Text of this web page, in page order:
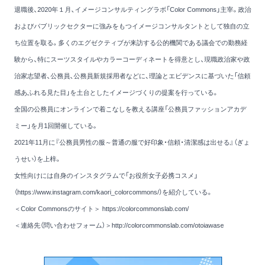
退職後、2020年１月、イメージコンサルティングラボ「Color Commons」主宰。政治
およびパブリックセクターに強みをもつイメージコンサルタントとして独自の立
ち位置を取る。多くのエグゼクティブが来訪する公的機関である議会での勤務経
験から、特にスーツスタイルやカラーコーディネートを得意とし、現職政治家や政
治家志望者、公務員、公務員新規採用者などに、理論とエビデンスに基づいた「信頼
感あふれる見た目」を土台としたイメージづくりの提案を行っている。
全国の公務員にオンラインで着こなしを教える講座「公務員ファッションアカデ
ミー」を月1回開催している。
2021年11月に 『公務員男性の服～普通の服で好印象・信頼・清潔感は出せる』 （ぎょ
うせい）を上梓。
女性向けには自身のインスタグラムで「お役所女子必携コスメ」
（https://www.instagram.com/kaori_colorcommons/）を紹介している。
＜Color Commonsのサイト＞ https://colorcommonslab.com/
＜連絡先（問い合わせフォーム）＞ http://colorcommonslab.com/otoiawase